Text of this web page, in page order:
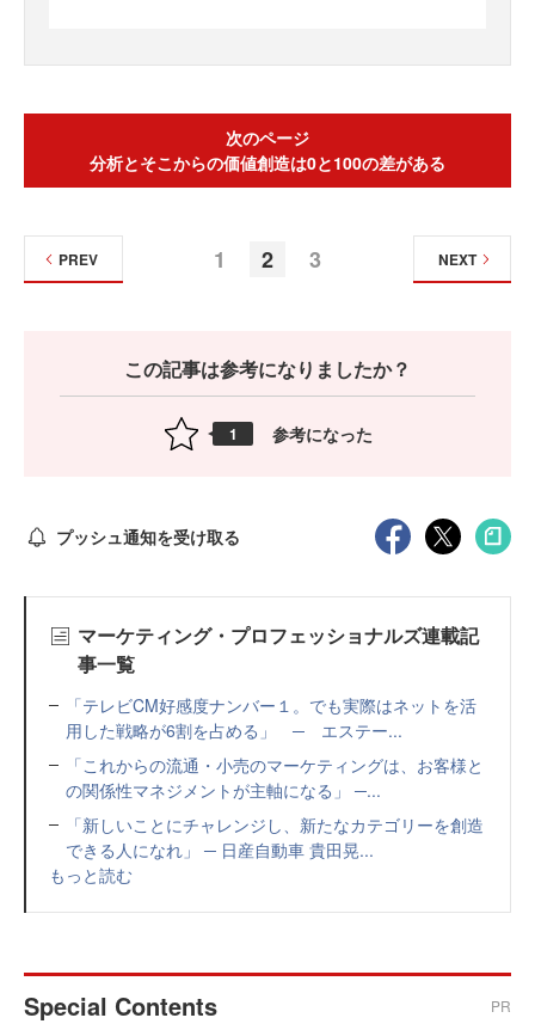
次のページ
分析とそこからの価値創造は0と100の差がある
1 2 3
PREV NEXT
この記事は参考になりましたか？
1 参考になった
プッシュ通知を受け取る
マーケティング・プロフェッショナルズ連載記
事一覧
「テレビCM好感度ナンバー１。でも実際はネットを活
用した戦略が6割を占める」 ─ エステー...
「これからの流通・小売のマーケティングは、お客様と
の関係性マネジメントが主軸になる」 ─...
「新しいことにチャレンジし、新たなカテゴリーを創造
できる人になれ」 ─ 日産自動車 貴田晃...
もっと読む
Special Contents PR